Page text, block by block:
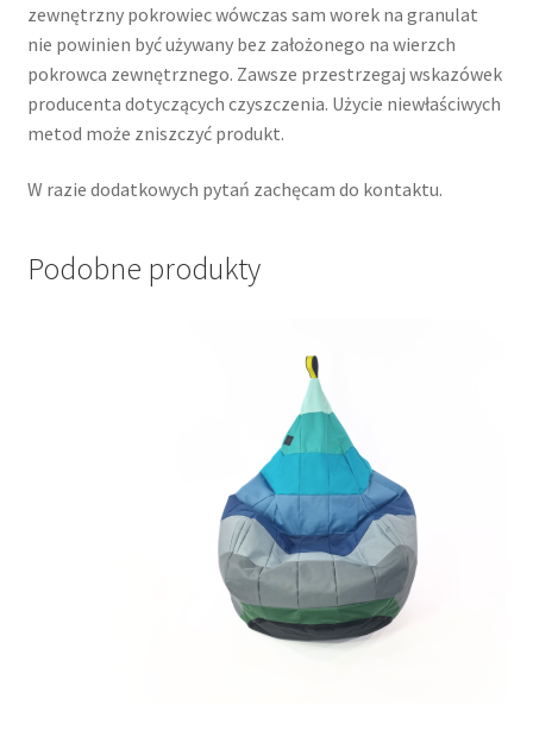
zewnętrzny pokrowiec wówczas sam worek na granulat
nie powinien być używany bez założonego na wierzch
pokrowca zewnętrznego. Zawsze przestrzegaj wskazówek
producenta dotyczących czyszczenia. Użycie niewłaściwych
metod może zniszczyć produkt.
W razie dodatkowych pytań zachęcam do kontaktu.
Podobne produkty